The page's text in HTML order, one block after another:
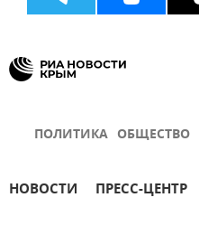
ПОЛИТИКА ОБЩЕСТВО
НОВОСТИ ПРЕСС-ЦЕНТР